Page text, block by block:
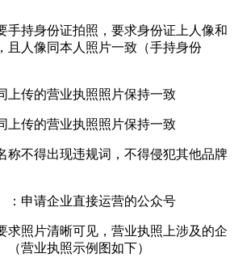
手持身份证拍照，要求身份证上人像和
且人像同本人照片一致（手持身份
上传的营业执照照片保持一致
上传的营业执照照片保持一致
称不得出现违规词，不得侵犯其他品牌
：申请企业直接运营的公众号
求照片清晰可见，营业执照上涉及的企
（营业执照示例图如下）